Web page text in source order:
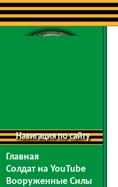
Навигация по сайту
Главная
Солдат на YouTube
Вооруженные Силы